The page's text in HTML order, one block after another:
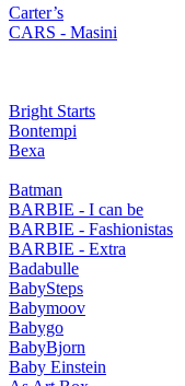
Carter’s
CARS - Masini
Bright Starts
Bontempi
Bexa
Batman
BARBIE - I can be
BARBIE - Fashionistas
BARBIE - Extra
Badabulle
BabySteps
Babymoov
Babygo
BabyBjorn
Baby Einstein